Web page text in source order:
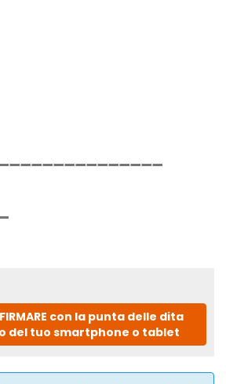
FIRMARE con la punta delle dita
del tuo smartphone o tablet